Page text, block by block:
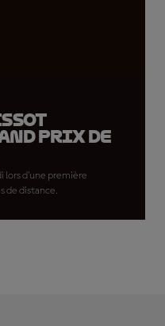
Prix de
lors d'une première
de distance.